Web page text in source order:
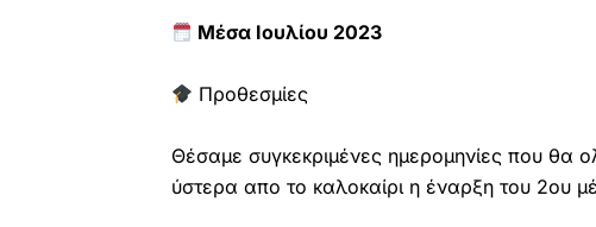
Μέσα Ιουλίου 2023
Προθεσμίες
Θέσαμε συγκεκριμένες ημερομηνίες που θα
ύστερα απο το καλοκαίρι η έναρξη του 2ου